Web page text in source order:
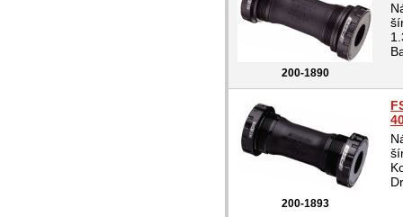
200-1890
200-1893